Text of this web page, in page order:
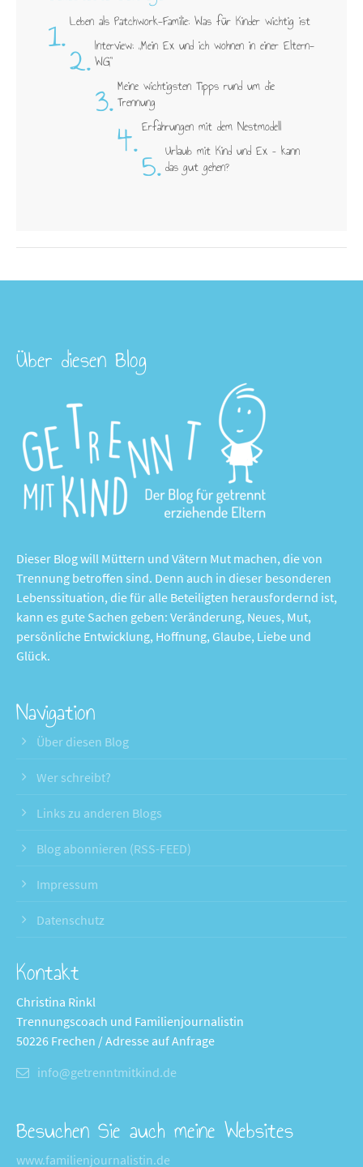
1. Leben als Patchwork-Familie: Was für Kinder wichtig ist
2. Interview: „Mein Ex und ich wohnen in einer Eltern-
WG"
3. Meine wichtigsten Tipps rund um die
Trennung
4. Erfahrungen mit dem Nestmodell
5. Urlaub mit Kind und Ex – kann
das gut gehen?
Über diesen Blog
Dieser Blog will Müttern und Vätern Mut machen, die von
Trennung betroffen sind. Denn auch in dieser besonderen
Lebenssituation, die für alle Beteiligten herausfordernd ist,
kann es gute Sachen geben: Veränderung, Neues, Mut,
persönliche Entwicklung, Hoffnung, Glaube, Liebe und
Glück.
Navigation
Über diesen Blog
Wer schreibt?
Links zu anderen Blogs
Blog abonnieren (RSS-FEED)
Impressum
Datenschutz
Kontakt
Christina Rinkl
Trennungscoach und Familienjournalistin
50226 Frechen / Adresse auf Anfrage
info@getrenntmitkind.de
Besuchen Sie auch meine Websites
www.familienjournalistin.de